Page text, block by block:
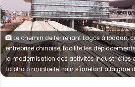
Le chemin de fer reliant Lagos à Ibadan,
entreprise chinoise, facilite les
la modernisation des activités industrielles
La photo montre le train s'arrêtant à la gare